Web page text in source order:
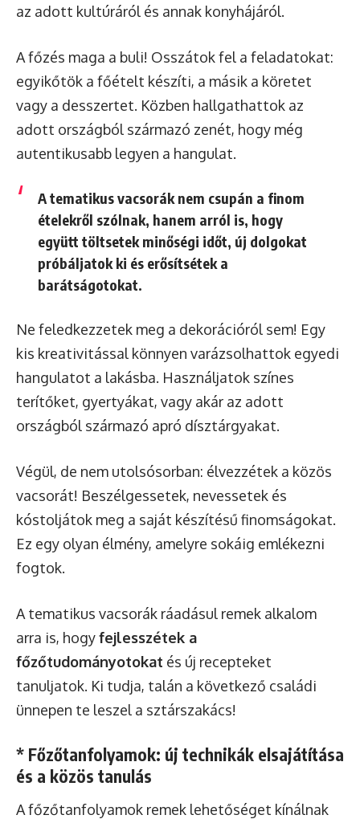
az adott kultúráról és annak konyhájáról.
A főzés maga a buli! Osszátok fel a feladatokat:
egyikőtök a főételt készíti, a másik a köretet
vagy a desszertet. Közben hallgathattok az
adott országból származó zenét, hogy még
autentikusabb legyen a hangulat.
A tematikus vacsorák nem csupán a finom
ételekről szólnak, hanem arról is, hogy
együtt töltsetek minőségi időt, új dolgokat
próbáljatok ki és erősítsétek a
barátságotokat.
Ne feledkezzetek meg a dekorációról sem! Egy
kis kreativitással könnyen varázsolhattok egyedi
hangulatot a lakásba. Használjatok színes
terítőket, gyertyákat, vagy akár az adott
országból származó apró dísztárgyakat.
Végül, de nem utolsósorban: élvezzétek a közös
vacsorát! Beszélgessetek, nevessetek és
kóstoljátok meg a saját készítésű finomságokat.
Ez egy olyan élmény, amelyre sokáig emlékezni
fogtok.
A tematikus vacsorák ráadásul remek alkalom
arra is, hogyfejlesszétek a
főzőtudományotokat és új recepteket
tanuljatok. Ki tudja, talán a következő családi
ünnepen te leszel a sztárszakács!
* Főzőtanfolyamok: új technikák elsajátítása
és a közös tanulás
A főzőtanfolyamok remek lehetőséget kínálnak